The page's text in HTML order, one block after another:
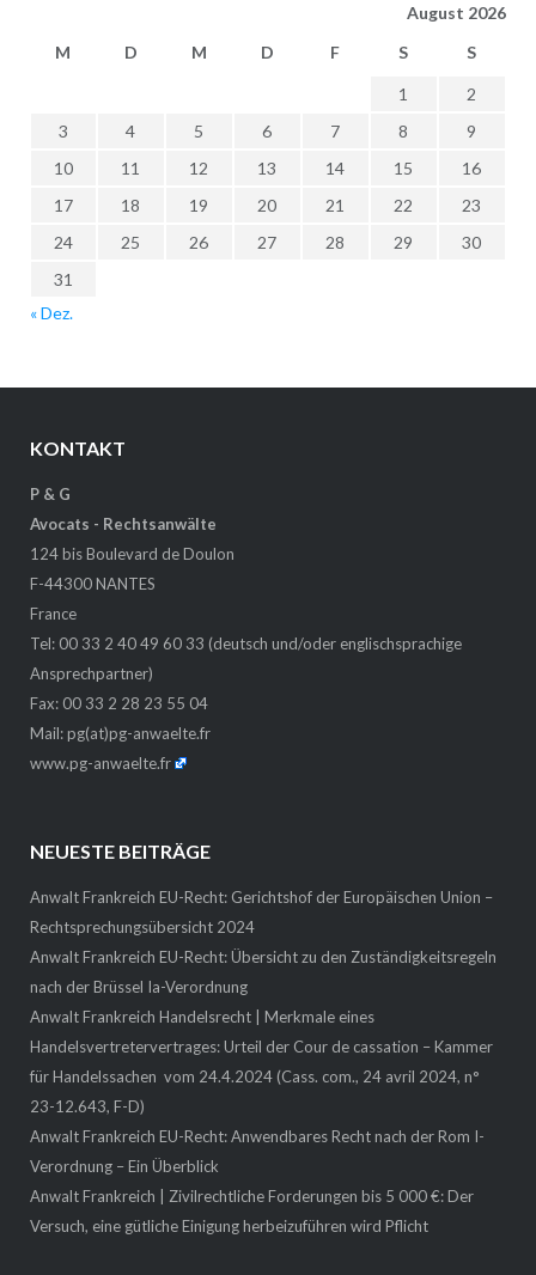
August 2026
M
D M D F S S
1
2
3
4 5 6 7 8
9
10
11 12 13 14 15
16
17
18 19 20 21 22
23
24
25 26 27 28 29
30
31
« Dez.
KONTAKT
P & G
Avocats - Rechtsanwälte
124 bis Boulevard de Doulon
F-44300 NANTES
France
Tel: 00 33 2 40 49 60 33 (deutsch und/oder englischsprachige
Ansprechpartner)
Fax: 00 33 2 28 23 55 04
Mail:pg(at)pg-anwaelte.fr
www.pg-anwaelte.fr
NEUESTE BEITRÄGE
Anwalt Frankreich EU-Recht: Gerichtshof der Europäischen Union –
Rechtsprechungsübersicht 2024
Anwalt Frankreich EU-Recht: Übersicht zu den Zuständigkeitsregeln
nach der Brüssel Ia-Verordnung
Anwalt Frankreich Handelsrecht | Merkmale eines
Handelsvertretervertrages: Urteil der Cour de cassation – Kammer
für Handelssachen vom 24.4.2024 (Cass. com., 24 avril 2024, n°
23-12.643, F-D)
Anwalt Frankreich EU-Recht: Anwendbares Recht nach der Rom I-
Verordnung – Ein Überblick
Anwalt Frankreich | Zivilrechtliche Forderungen bis 5 000 €: Der
Versuch, eine gütliche Einigung herbeizuführen wird Pflicht